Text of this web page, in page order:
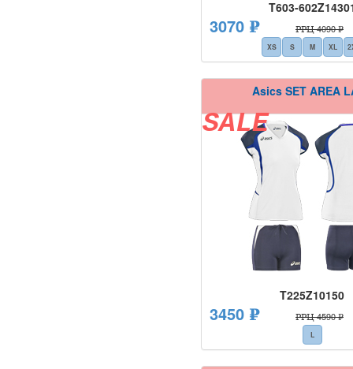
T603-
3070 ₽ РРЦ 4090 ₽
XS S M XL
Asics SET AREA
SALE
T225Z10150
3450 ₽ РРЦ 4590 ₽
L